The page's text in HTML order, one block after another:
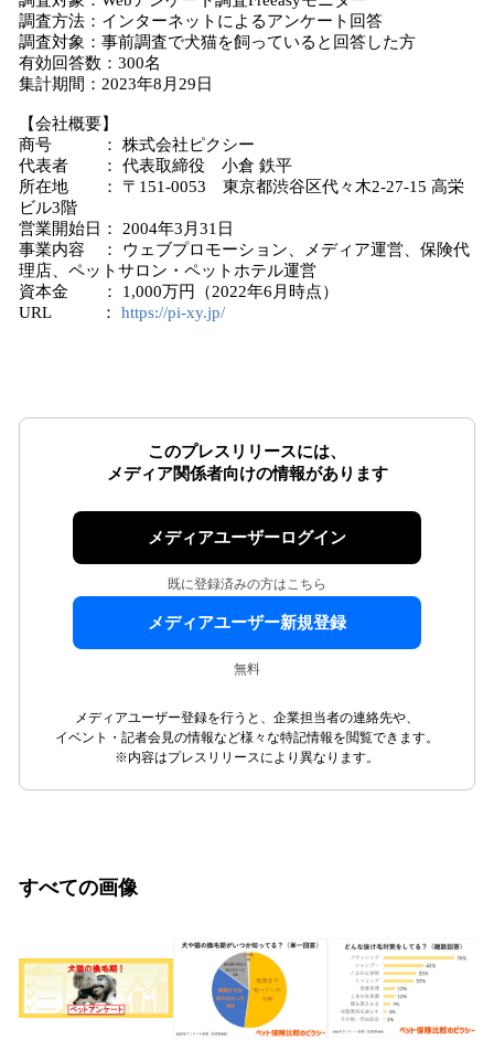
調査方法：インターネットによるアンケート回答
調査対象：事前調査で犬猫を飼っていると回答した方
有効回答数：300名
集計期間：2023年8月29日
【会社概要】
商号 ： 株式会社ピクシー
代表者 ： 代表取締役 小倉 鉄平
所在地 ： 〒151-0053 東京都渋谷区代々木2-27-15 高栄
ビル3階
営業開始日： 2004年3月31日
事業内容 ： ウェブプロモーション、メディア運営、保険代
理店、ペットサロン・ペットホテル運営
資本金 ： 1,000万円（2022年6月時点）
URL ： https://pi-xy.jp/
このプレスリリースには、
メディア関係者向けの情報があります
メディアユーザーログイン
既に登録済みの方はこちら
メディアユーザー新規登録
無料
メディアユーザー登録を行うと、企業担当者の連絡先や、
イベント・記者会見の情報など様々な特記情報を閲覧できます。
※内容はプレスリリースにより異なります。
すべての画像